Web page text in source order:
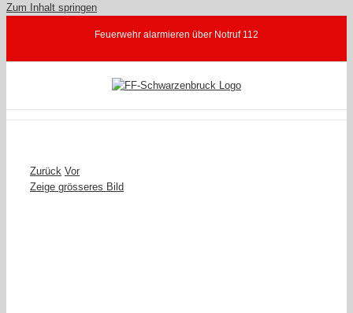
Zum Inhalt springen
Feuerwehr alarmieren über Notruf 112
Zurück Vor
Zeige grösseres Bild